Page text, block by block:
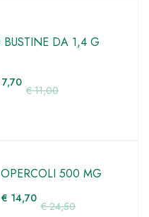
DA 1,4 G
€11,00
7,70
500 MG
€24,50
€ 14,70